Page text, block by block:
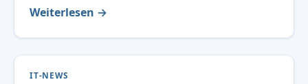
Weiterlesen →
IT-NEWS